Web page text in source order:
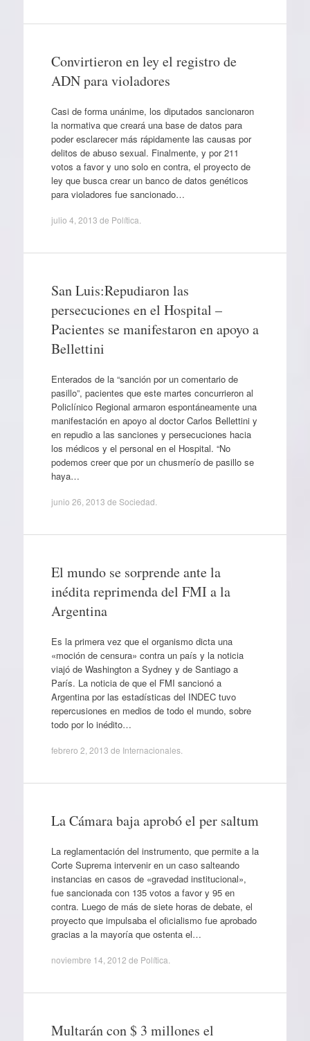
Convirtieron en ley el registro de
ADN para violadores
Casi de forma unánime, los diputados sancionaron
la normativa que creará una base de datos para
poder esclarecer más rápidamente las causas por
delitos de abuso sexual. Finalmente, y por 211
votos a favor y uno solo en contra, el proyecto de
ley que busca crear un banco de datos genéticos
para violadores fue sancionado…
julio 4, 2013 de Política
San Luis:Repudiaron las
persecuciones en el Hospital –
Pacientes se manifestaron en apoyo a
Bellettini
Enterados de la “sanción por un comentario de
pasillo”, pacientes que este martes concurrieron al
Policlínico Regional armaron espontáneamente una
manifestación en apoyo al doctor Carlos Bellettini y
en repudio a las sanciones y persecuciones hacia
los médicos y el personal en el Hospital. “No
podemos creer que por un chusmerío de pasillo se
haya…
junio 26, 2013 de Sociedad
El mundo se sorprende ante la
inédita reprimenda del FMI a la
Argentina
Es la primera vez que el organismo dicta una
«moción de censura» contra un país y la noticia
viajó de Washington a Sydney y de Santiago a
París. La noticia de que el FMI sancionó a
Argentina por las estadísticas del INDEC tuvo
repercusiones en medios de todo el mundo, sobre
todo por lo inédito…
febrero 2, 2013 de Internacionales.
La Cámara baja aprobó el per saltum
La reglamentación del instrumento, que permite a la
Corte Suprema intervenir en un caso salteando
instancias en casos de «gravedad institucional»,
fue sancionada con 135 votos a favor y 95 en
contra. Luego de más de siete horas de debate, el
proyecto que impulsaba el oficialismo fue aprobado
gracias a la mayoría que ostenta el…
noviembre 14, 2012 de Política
Multarán con $ 3 millones el